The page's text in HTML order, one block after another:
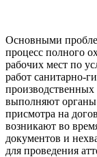
Основными
процесс полного
рабочих мест по
работ санитарно-
производственных
выполняют органы
присмотра на
возникают во
документов и
для проведения